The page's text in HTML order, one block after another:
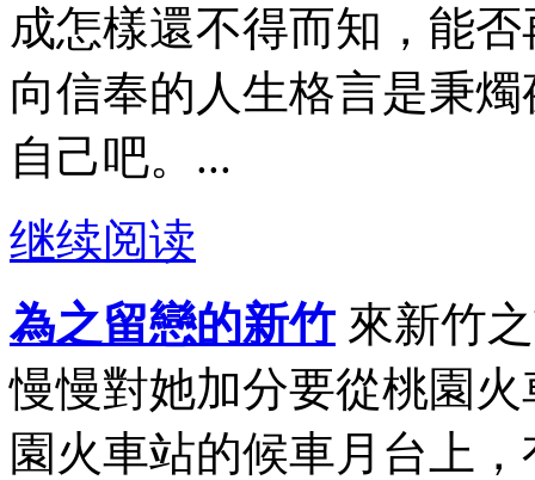
成怎樣還不得而知，能
向信奉的人生格言是秉
自己吧。...
继续阅读
為之留戀的新竹 來新竹
慢慢對她加分要從桃園
園火車站的候車月台上